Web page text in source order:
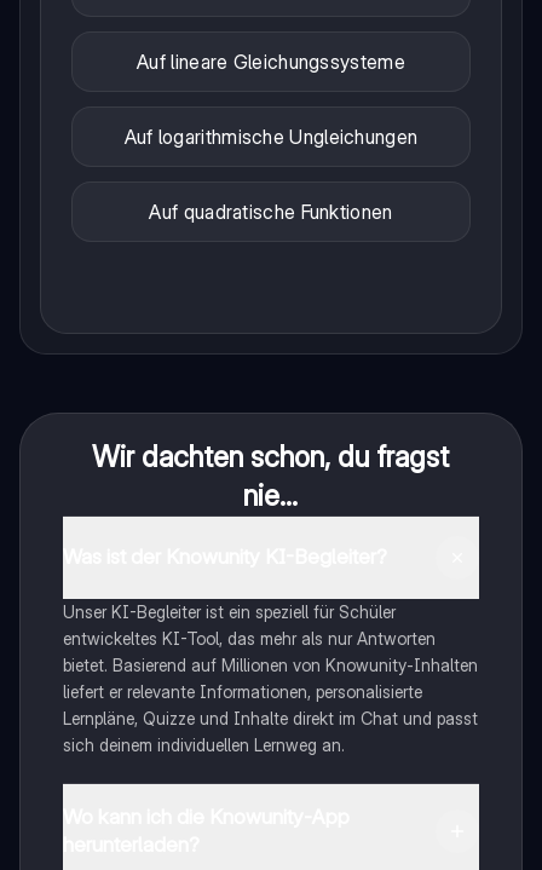
Auf lineare Gleichungssysteme
Auf logarithmische Ungleichungen
Auf quadratische Funktionen
Wir dachten schon, du fragst
nie...
Unser KI-Begleiter ist ein speziell für Schüler
entwickeltes KI-Tool, das mehr als nur Antworten
bietet. Basierend auf Millionen von Knowunity-Inhalten
liefert er relevante Informationen, personalisierte
Lernpläne, Quizze und Inhalte direkt im Chat und passt
sich deinem individuellen Lernweg an.